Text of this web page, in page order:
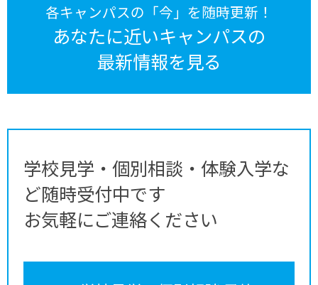
各キャンパスの「今」を随時更新！
あなたに近いキャンパスの
最新情報を見る
学校見学・個別相談・体験入学な
ど随時受付中です
お気軽にご連絡ください